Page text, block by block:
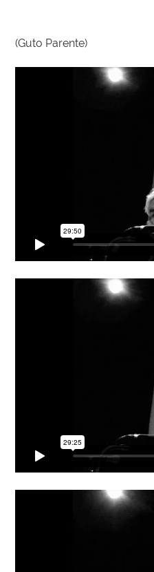
(Guto Parente)